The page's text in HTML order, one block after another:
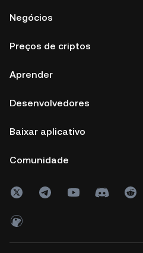
Negócios
Preços de criptos
Aprender
Desenvolvedores
Baixar aplicativo
Comunidade